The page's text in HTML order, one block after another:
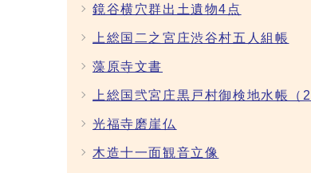
鏡谷横穴群出土遺物4点
上総国二之宮庄渋谷村五人組帳
藻原寺文書
上総国弐宮庄黒戸村御検地水帳
光福寺磨崖仏
木造十一面観音立像